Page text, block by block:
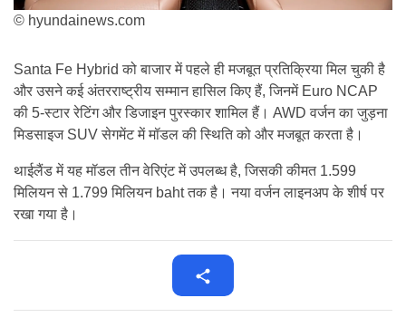
© hyundainews.com
Santa Fe Hybrid को बाजार में पहले ही मजबूत प्रतिक्रिया मिल चुकी है
और उसने कई अंतरराष्ट्रीय सम्मान हासिल किए हैं, जिनमें Euro NCAP
की 5-स्टार रेटिंग और डिजाइन पुरस्कार शामिल हैं। AWD वर्जन का जुड़ना
मिडसाइज SUV सेगमेंट में मॉडल की स्थिति को और मजबूत करता है।
थाईलैंड में यह मॉडल तीन वेरिएंट में उपलब्ध है, जिसकी कीमत 1.599
मिलियन से 1.799 मिलियन baht तक है। नया वर्जन लाइनअप के शीर्ष पर
रखा गया है।